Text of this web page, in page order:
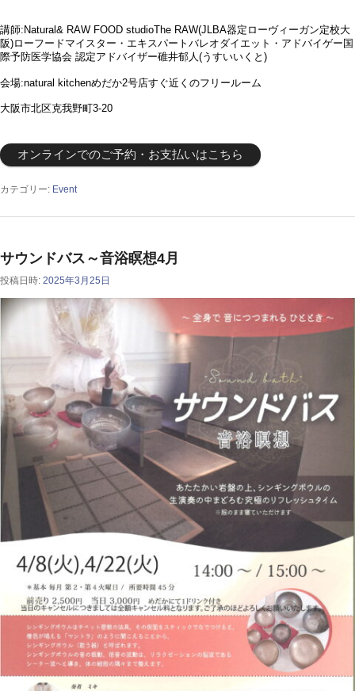
講師:Natural& RAW FOOD studioThe RAW(JLBA器定ローヴィーガン定校大
阪)ローフードマイスター・エキスパートバレオダイエット・アドバイゲー国
際予防医学協会 認定アドバイザー碓井郁人(うすいいくと)
会場:natural kitchenめだか2号店すぐ近くのフリールーム
大阪市北区克我野町3-20
オンラインでのご予約・お支払いはこちら
カテゴリー: Event
サウンドバス～音浴瞑想4月
投稿日時: 2025年3月25日